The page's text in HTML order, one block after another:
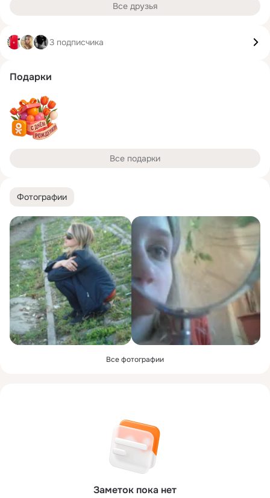
Фотографии
Все фотографии
Заметок пока нет
Все друзья
3 подписчика
Подарки
Все подарки